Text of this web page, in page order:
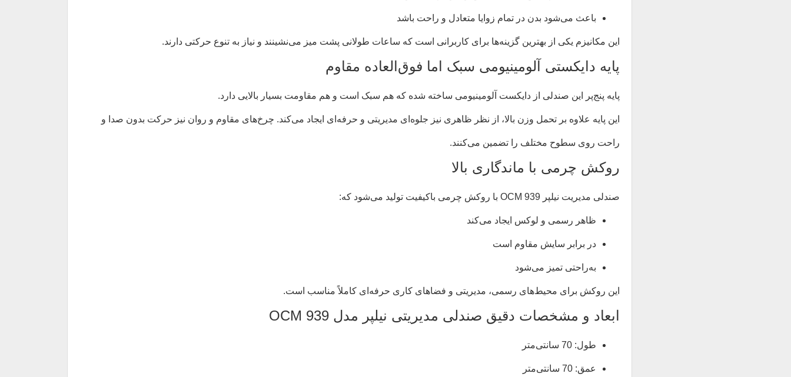
باعث می‌شود بدن در تمام زوایا متعادل و راحت باشد
این مکانیزم یکی از بهترین گزینه‌ها برای کاربرانی است که ساعات طولانی پشت میز می‌نشینند و نیاز به تنوع حرکتی دارند.
پایه دایکستی آلومینیومی سبک اما فوق‌العاده مقاوم
پایه پنج‌پر این صندلی از دایکست آلومینیومی ساخته شده که هم سبک است و هم مقاومت بسیار بالایی دارد.
این پایه علاوه بر تحمل وزن بالا، از نظر ظاهری نیز جلوه‌ای مدیریتی و حرفه‌ای ایجاد می‌کند. چرخ‌های مقاوم و روان نیز حرکت بدون صدا و
راحت روی سطوح مختلف را تضمین می‌کنند.
روکش چرمی با ماندگاری بالا
صندلی مدیریت نیلپر OCM 939 با روکش چرمی باکیفیت تولید می‌شود که:
ظاهر رسمی و لوکس ایجاد می‌کند
در برابر سایش مقاوم است
به‌راحتی تمیز می‌شود
این روکش برای محیط‌های رسمی، مدیریتی و فضاهای کاری حرفه‌ای کاملاً مناسب است.
ابعاد و مشخصات دقیق صندلی مدیریتی نیلپر مدل OCM 939
طول: 70 سانتی‌متر
عمق: 70 سانتی‌متر